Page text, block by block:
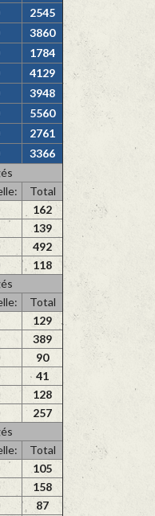
2545
3860
1784
4129
3948
5560
2761
3366
Total
162
139
492
118
Total
129
389
90
41
128
257
Total
105
158
87